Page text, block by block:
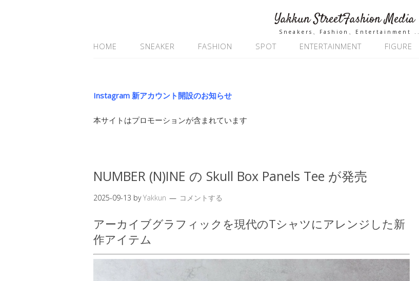
Yakkun StreetFashion Media
Sneakers、Fashion、Entertainment ..
HOME SNEAKER FASHION SPOT ENTERTAINMENT FIGURE
Instagram 新アカウント開設のお知らせ
本サイトはプロモーションが含まれています
NUMBER (N)INE の Skull Box Panels Tee が発売
2025-09-13 byYakkun コメントする
アーカイブグラフィックを現代のTシャツにアレンジした新
作アイテム